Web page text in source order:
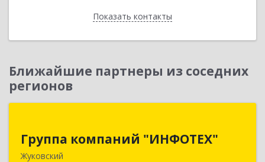
Показать контакты
Назад
Ближайшие партнеры из соседних
регионов
Группа компаний "ИНФОТЕХ"
Жуковский
140180, Московская обл, Жуковский г, Чкалова